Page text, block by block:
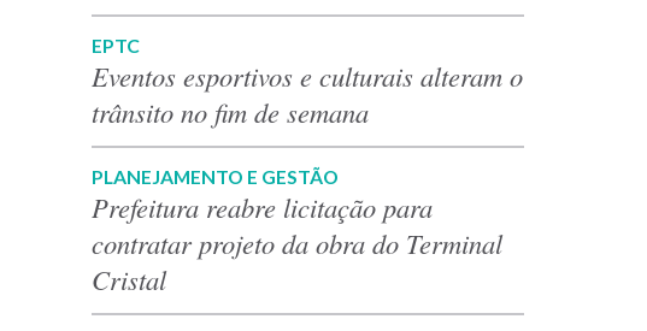
EPTC
Eventos esportivos e culturais alteram o
trânsito no fim de semana
PLANEJAMENTO E GESTÃO
Prefeitura reabre licitação para
contratar projeto da obra do Terminal
Cristal